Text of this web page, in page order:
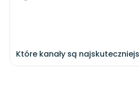
Które kanały są